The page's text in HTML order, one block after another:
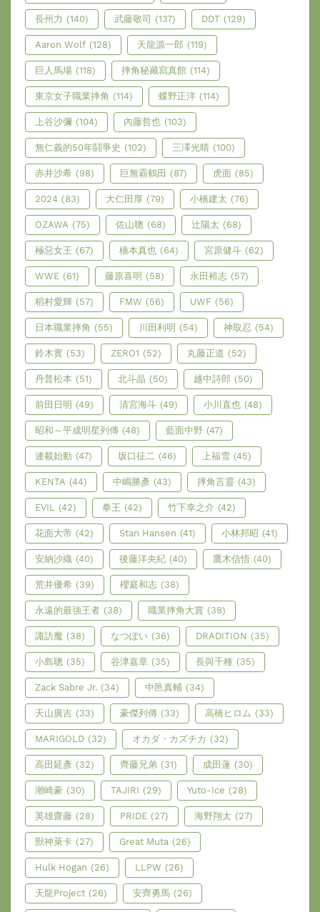
長州力 (140) 武藤敬司 (137) DDT (129)
Aaron Wolf (128) 天龍源一郎 (119)
巨人馬場 (118) 摔角秘藏寫真館 (114)
東京女子職業摔角 (114) 蝶野正洋 (114)
上谷沙彌 (104) 內藤哲也 (103)
無仁義的50年鬪爭史 (102) 三澤光晴 (100)
赤井沙希 (98) 巨無霸鶴田 (87) 虎面 (85)
2024 (83) 大仁田厚 (79) 小橋建太 (76)
OZAWA (75) 佐山聰 (68) 辻陽太 (68)
極惡女王 (67) 橋本真也 (64) 宮原健斗 (62)
WWE (61) 藤原喜明 (58) 永田裕志 (57)
稻村愛輝 (57) FMW (56) UWF (56)
日本職業摔角 (55) 川田利明 (54) 神取忍 (54)
鈴木實 (53) ZERO1 (52) 丸藤正道 (52)
丹普松本 (51) 北斗晶 (50) 越中詩郎 (50)
前田日明 (49) 清宮海斗 (49) 小川直也 (48)
昭和～平成明星列傳 (48) 藍面中野 (47)
連載始動 (47) 坂口征二 (46) 上福雪 (45)
KENTA (44) 中嶋勝彥 (43) 摔角言靈 (43)
EVIL (42) 拳王 (42) 竹下幸之介 (42)
花面大帝 (42) Stan Hansen (41) 小林邦昭 (41)
安納沙織 (40) 後藤洋央紀 (40) 鷹木信悟 (40)
荒井優希 (39) 櫻庭和志 (38)
永遠的最強王者 (38) 職業摔角大賞 (38)
諏訪魔 (38) なつぽい (36) DRADITION (35)
小島聰 (35) 谷津嘉章 (35) 長與千種 (35)
Zack Sabre Jr. (34) 中邑真輔 (34)
天山廣吉 (33) 豪傑列傳 (33) 高橋ヒロム (33)
MARIGOLD (32) オカダ・カズチカ (32)
高田延彥 (32) 齊藤兄弟 (31) 成田蓮 (30)
潮崎豪 (30) TAJIRI (29) Yuto-Ice (28)
英雄齋藤 (28) PRIDE (27) 海野翔太 (27)
獸神萊卡 (27) Great Muta (26)
Hulk Hogan (26) LLPW (26)
天龍Project (26) 安齊勇馬 (26)